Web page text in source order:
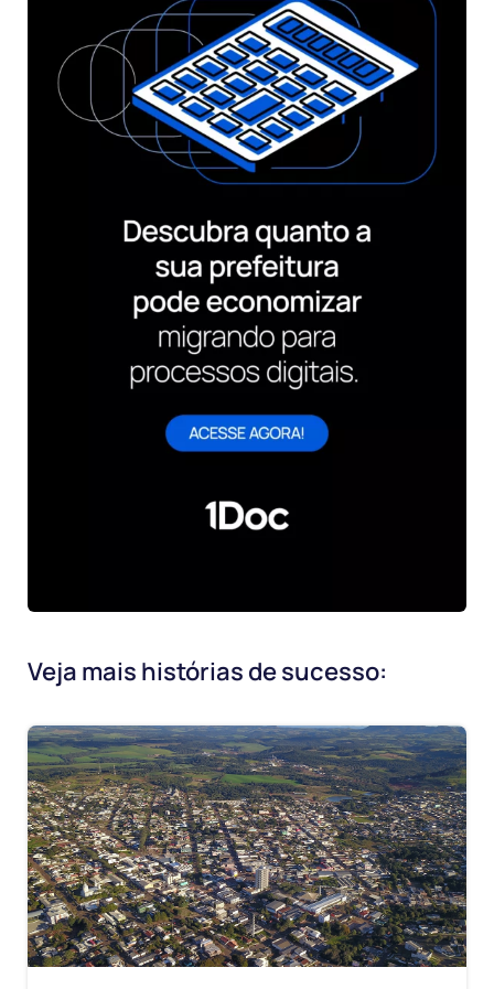
Veja mais histórias de sucesso: